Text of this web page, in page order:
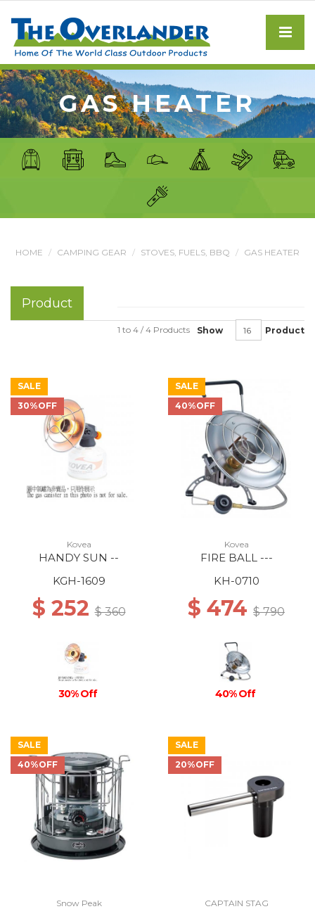
GAS HEATER
HOME CAMPING GEAR STOVES, FUELS, BBQ GAS HEATER
Product
Show Product
1 to 4 / 4 Products
SALE
30%OFF
Kovea
HANDY SUN --
KGH-1609
$ 252$ 360
30% Off
SALE
40%OFF
Kovea
FIRE BALL ---
KH-0710
$ 474 $ 790
40% Off
SALE
40%OFF
Snow Peak
SALE
20%OFF
CAPTAIN STAG